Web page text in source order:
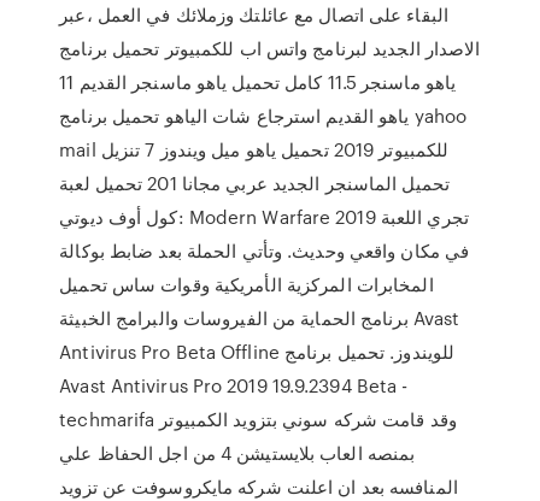
البقاء على اتصال مع عائلتك وزملائك في العمل ،عبر
الاصدار الجديد لبرنامج واتس اب للكمبيوتر تحميل برنامج
ياهو ماسنجر 11.5 كامل تحميل ياهو ماسنجر القديم 11
ياهو القديم استرجاع شات الياهو تحميل برنامج yahoo
mail للكمبيوتر 2019 تحميل ياهو ميل ويندوز 7 تنزيل
تحميل الماسنجر الجديد عربي مجانا 201 تحميل لعبة
كول أوف ديوتي: Modern Warfare 2019 تجري اللعبة
في مكان واقعي وحديث. وتأتي الحملة بعد ضابط بوكالة
المخابرات المركزية الأمريكية وقوات ساس تحميل
برنامج الحماية من الفيروسات والبرامج الخبيثة Avast
Antivirus Pro Beta Offline للويندوز. تحميل برنامج
Avast Antivirus Pro 2019 19.9.2394 Beta -
techmarifa وقد قامت شركه سوني بتزويد الكمبيوتر
بمنصه العاب بلايستيشن 4 من اجل الحفاظ علي
المنافسه بعد ان اعلنت شركه مايكروسوفت عن تزويد